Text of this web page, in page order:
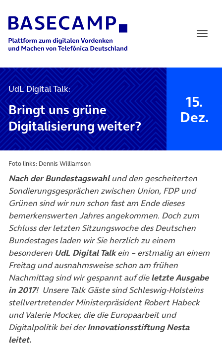
Main Navigation
UdL Digital Talk:
Bringt uns grüne
Digitalisierung weiter?
15.
Dez.
Foto links: Dennis Williamson
Nach der Bundestagswahlund den gescheiterten
Sondierungsgesprächen zwischen Union, FDP und
Grünen sind wir nun schon fast am Ende dieses
bemerkenswerten Jahres angekommen. Doch zum
Schluss der letzten Sitzungswoche des Deutschen
Bundestages laden wir Sie herzlich zu einem
besonderen UdL Digital Talkein – erstmalig an einem
Freitag und ausnahmsweise schon am frühen
Nachmittag sind wir gespannt auf dieletzte Ausgabe
in 2017! Unsere Talk Gäste sind Schleswig-Holsteins
stellvertretender Ministerpräsident Robert Habeck
und Valerie Mocker, die die Europaarbeit und
Digitalpolitik bei derInnovationsstiftung Nesta
leitet.